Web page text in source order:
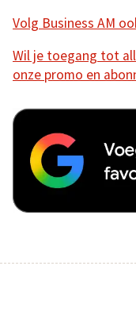
Volg Business AM
Wil je toegang tot
onze promo en